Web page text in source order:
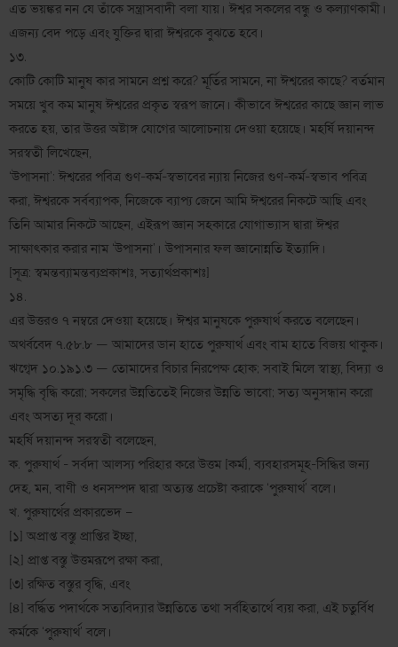
এত ভয়ঙ্কর নন যে তাঁকে সন্ত্রাসবাদী বলা যায়। ঈশ্বর সকলের বন্ধু ও কল্যাণকামী।
এজন্য বেদ পড়ে এবং যুক্তির দ্বারা ঈশ্বরকে বুঝতে হবে।
১৩.
কোটি কোটি মানুষ কার সামনে প্রশ্ন করে? মূর্তির সামনে, না ঈশ্বরের কাছে? বর্তমান
সময়ে খুব কম মানুষ ঈশ্বরের প্রকৃত স্বরূপ জানে। কীভাবে ঈশ্বরের কাছে জ্ঞান লাভ
করতে হয়, তার উত্তর অষ্টাঙ্গ যোগের আলোচনায় দেওয়া হয়েছে। মহর্ষি দয়ানন্দ
সরস্বতী লিখেছেন,
‘উপাসনা’: ঈশ্বরের পবিত্র গুণ-কর্ম-স্বভাবের ন্যায় নিজের গুণ-কর্ম-স্বভাব পবিত্র
করা, ঈশ্বরকে সর্বব্যাপক, নিজেকে ব্যাপ্য জেনে আমি ঈশ্বরের নিকটে আছি এবং
তিনি আমার নিকটে আছেন, এইরূপ জ্ঞান সহকারে যোগাভ্যাস দ্বারা ঈশ্বর
সাক্ষাৎকার করার নাম ‘উপাসনা’। উপাসনার ফল জ্ঞানোন্নতি ইত্যাদি।
[সূত্র: স্বমন্তব্যামন্তব্যপ্রকাশঃ, সত্যার্থপ্রকাশঃ]
১৪.
এর উত্তরও ৭ নম্বরে দেওয়া হয়েছে। ঈশ্বর মানুষকে পুরুষার্থ করতে বলেছেন।
অথর্ববেদ ৭.৫৮.৮ — আমাদের ডান হাতে পুরুষার্থ এবং বাম হাতে বিজয় থাকুক।
ঋগ্বেদ ১০.১৯১.৩ — তোমাদের বিচার নিরপেক্ষ হোক; সবাই মিলে স্বাস্থ্য, বিদ্যা ও
সমৃদ্ধি বৃদ্ধি করো; সকলের উন্নতিতেই নিজের উন্নতি ভাবো; সত্য অনুসন্ধান করো
এবং অসত্য দূর করো।
মহর্ষি দয়ানন্দ সরস্বতী বলেছেন,
ক. পুরুষার্থ - সর্বদা আলস্য পরিহার করে উত্তম [কর্ম], ব্যবহারসমূহ-সিদ্ধির জন্য
দেহ, মন, বাণী ও ধনসম্পদ দ্বারা অত্যন্ত প্রচেষ্টা করাকে ‘পুরুষার্থ’ বলে।
খ. পুরুষার্থের প্রকারভেদ –
[১] অপ্রাপ্ত বস্তু প্রাপ্তির ইচ্ছা,
[২] প্রাপ্ত বস্তু উত্তমরূপে রক্ষা করা,
[৩] রক্ষিত বস্তুর বৃদ্ধি, এবং
[৪] বৰ্দ্ধিত পদার্থকে সত্যবিদ্যার উন্নতিতে তথা সর্বহিতার্থে ব্যয় করা, এই চতুর্বিধ
কর্মকে ‘পুরুষার্থ’ বলে।